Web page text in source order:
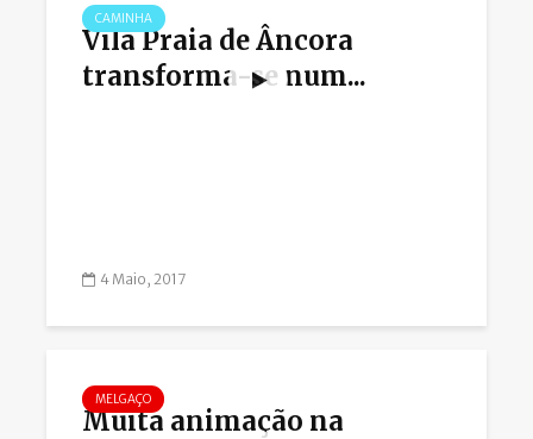
CAMINHA
Vila Praia de Âncora
transforma-se num...
4 Maio, 2017
MELGAÇO
Muita animação na